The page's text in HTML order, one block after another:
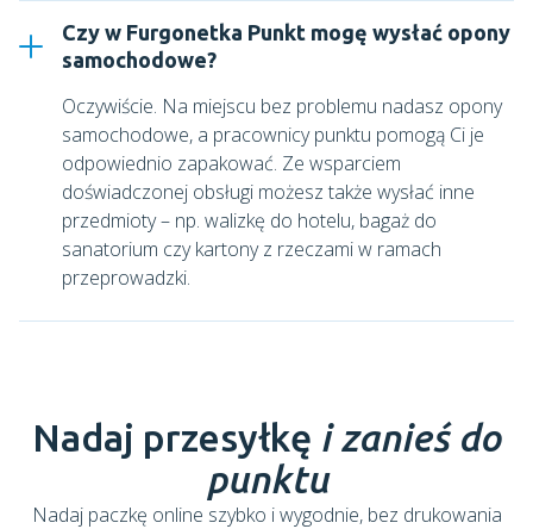
Czy w Furgonetka Punkt mogę wysłać opony
samochodowe?
Oczywiście. Na miejscu bez problemu nadasz opony
samochodowe, a pracownicy punktu pomogą Ci je
odpowiednio zapakować. Ze wsparciem
doświadczonej obsługi możesz także wysłać inne
przedmioty – np. walizkę do hotelu, bagaż do
sanatorium czy kartony z rzeczami w ramach
przeprowadzki.
Nadaj przesyłkę i zanieś do
punktu
Nadaj paczkę online szybko i wygodnie, bez drukowania